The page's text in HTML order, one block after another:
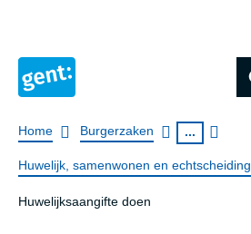
Breadcrumb
Home Burgerzaken ...
Huwelijk, samenwonen en echtscheiding
Huwelijksaangifte doen